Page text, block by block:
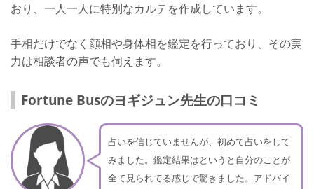
おり、一人一人に特別なカルテを作成しています。
手相だけでなく顔相や身体相を鑑定を行っており、その実
力は相談者の声でも伺えます。
Fortune Busのヨギジュン先生の口コミ
占いを信じていませんが、初めて占いをして
みました。鑑定結果はというと自分のことが
全て見られてる感じで驚きました。アドバイ